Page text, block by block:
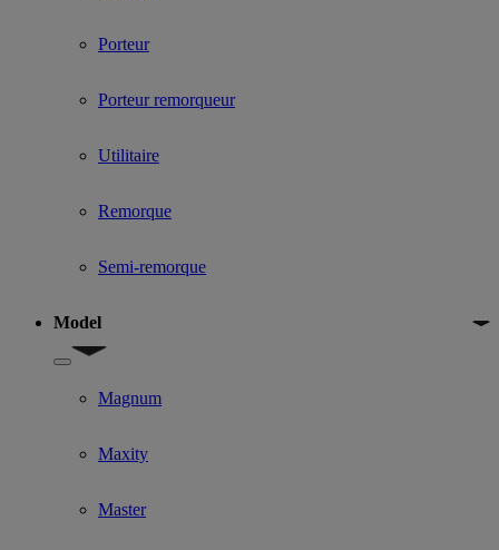
Porteur
Porteur remorqueur
Utilitaire
Remorque
Semi-remorque
Model
Show submenu for Model
Magnum
Maxity
Master